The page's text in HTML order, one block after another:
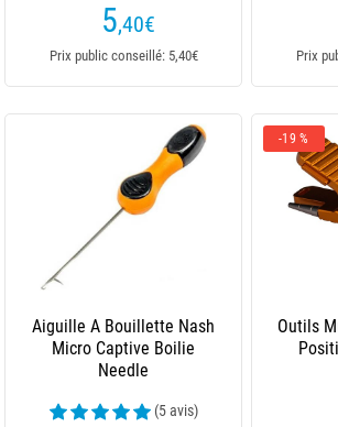
5,40€
Prix public conseillé: 5,40€ Prix
Aiguille A Bouillette Nash
Micro Captive Boilie
Needle
(5 avis)
-19 %
Outils